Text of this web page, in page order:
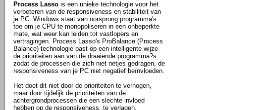
Process Lasso is een unieke technologie voor het
verbeteren van de responsiveness en stabiliteit van
je PC. Windows staat van oorsprong programma's
toe om je CPU te monopoliseren in een onbeperkte
mate, wat weer kan leiden tot vastlopers en
vertragingen. Process Lasso's ProBalance (Process
Balance) technologie past op een intelligente wijze
de prioriteiten aan van de draaiende programma?s
zodat de processen die zich niet netjes gedragen, de
responsiveness van je PC niet negatief beïnvloeden.
Het doet dit niet door de prioriteiten te verhogen,
maar door tijdelijk de prioriteiten van de
achtergrondprocessen die een slechte invloed
hebben op de responsiveness, te verlagen.